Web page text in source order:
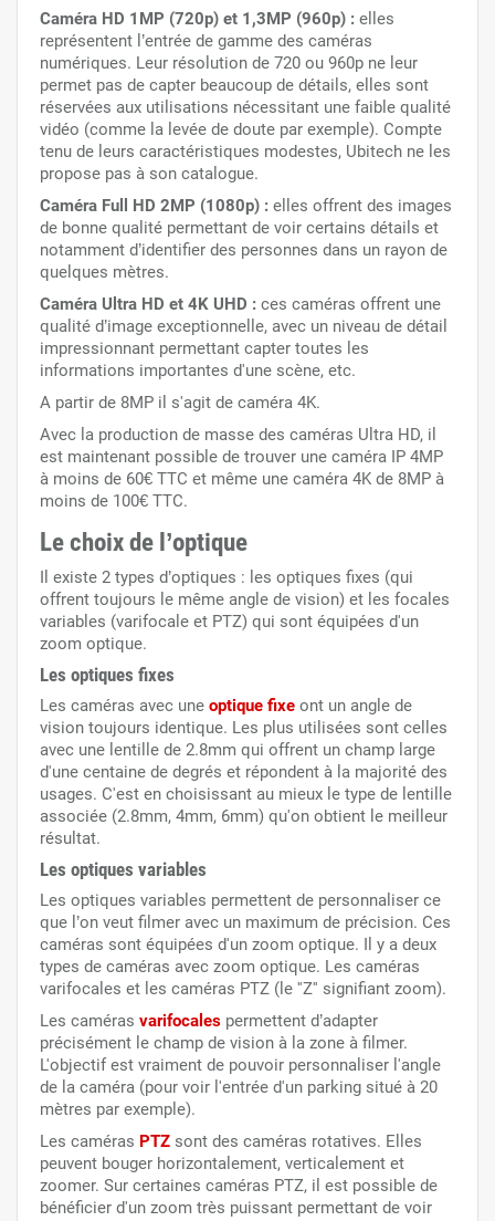
Caméra HD 1MP (720p) et 1,3MP (960p) : elles
représentent l’entrée de gamme des caméras
numériques. Leur résolution de 720 ou 960p ne leur
permet pas de capter beaucoup de détails, elles sont
réservées aux utilisations nécessitant une faible qualité
vidéo (comme la levée de doute par exemple). Compte
tenu de leurs caractéristiques modestes, Ubitech ne les
propose pas à son catalogue.
Caméra Full HD 2MP (1080p) : elles offrent des images
de bonne qualité permettant de voir certains détails et
notamment d’identifier des personnes dans un rayon de
quelques mètres.
Caméra Ultra HD et 4K UHD : ces caméras offrent une
qualité d’image exceptionnelle, avec un niveau de détail
impressionnant permettant capter toutes les
informations importantes d'une scène, etc.
A partir de 8MP il s'agit de caméra 4K.
Avec la production de masse des caméras Ultra HD, il
est maintenant possible de trouver une caméra IP 4MP
à moins de 60€ TTC et même une caméra 4K de 8MP à
moins de 100€ TTC.
Le choix de l’optique
Il existe 2 types d’optiques : les optiques fixes (qui
offrent toujours le même angle de vision) et les focales
variables (varifocale et PTZ) qui sont équipées d'un
zoom optique.
Les optiques fixes
Les caméras avec une optique fixe ont un angle de
vision toujours identique. Les plus utilisées sont celles
avec une lentille de 2.8mm qui offrent un champ large
d'une centaine de degrés et répondent à la majorité des
usages. C'est en choisissant au mieux le type de lentille
associée (2.8mm, 4mm, 6mm) qu'on obtient le meilleur
résultat.
Les optiques variables
Les optiques variables permettent de personnaliser ce
que l’on veut filmer avec un maximum de précision. Ces
caméras sont équipées d'un zoom optique. Il y a deux
types de caméras avec zoom optique. Les caméras
varifocales et les caméras PTZ (le ''Z'' signifiant zoom).
Les caméras varifocales permettent d’adapter
précisément le champ de vision à la zone à filmer.
L'objectif est vraiment de pouvoir personnaliser l'angle
de la caméra (pour voir l'entrée d'un parking situé à 20
mètres par exemple).
Les caméras PTZ sont des caméras rotatives. Elles
peuvent bouger horizontalement, verticalement et
zoomer. Sur certaines caméras PTZ, il est possible de
bénéficier d'un zoom très puissant permettant de voir